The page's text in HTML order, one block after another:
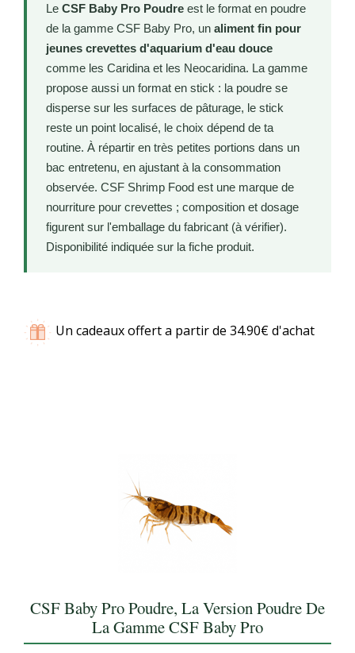
Le CSF Baby Pro Poudre est le format en poudre
de la gamme CSF Baby Pro, un aliment fin pour
jeunes crevettes d'aquarium d'eau douce
comme les Caridina et les Neocaridina. La gamme
propose aussi un format en stick : la poudre se
disperse sur les surfaces de pâturage, le stick
reste un point localisé, le choix dépend de ta
routine. À répartir en très petites portions dans un
bac entretenu, en ajustant à la consommation
observée. CSF Shrimp Food est une marque de
nourriture pour crevettes ; composition et dosage
figurent sur l'emballage du fabricant (à vérifier).
Disponibilité indiquée sur la fiche produit.
Un cadeaux offert a partir de 34.90€ d'achat
CSF Baby Pro Poudre, La Version Poudre De
La Gamme CSF Baby Pro